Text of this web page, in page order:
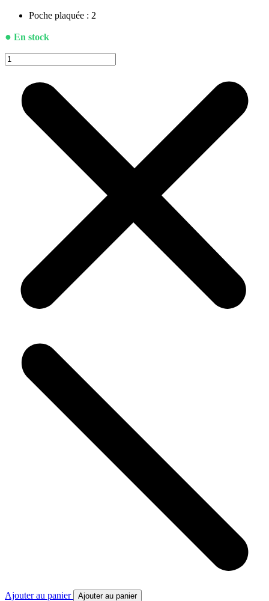
Poche plaquée : 2
● En stock
Ajouter au panier Ajouter au panier